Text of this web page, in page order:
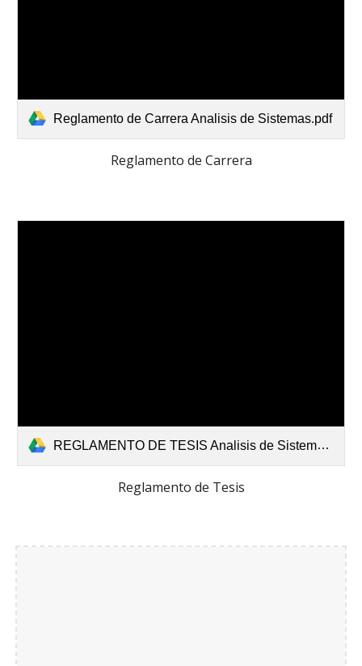
Reglamento de Carrera Analisis de Sistemas.pdf
Reglamento de Carrera
REGLAMENTO DE TESIS Analisis de Sistemas.pdf
Reglamento de Tesis